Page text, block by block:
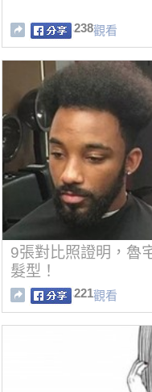
238觀看
9張對比照證明，魯
髮型！
221觀看